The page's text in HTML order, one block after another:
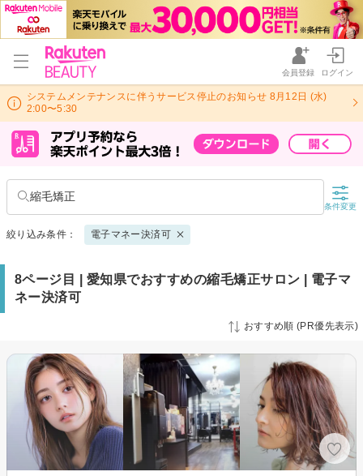
会員登録 ログイン
システムメンテナンスに伴うサービス停止のお知らせ 8月12日 (水)
2:00〜5:30
縮毛矯正
条件変更
絞り込み条件： 電子マネー決済可
8ページ目 | 愛知県でおすすめの縮毛矯正サロン | 電子マ
ネー決済可
おすすめ順 (PR優先表示)